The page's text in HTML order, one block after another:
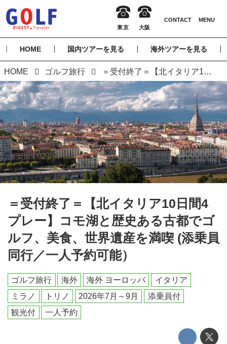
HOME 国内ツアーを見る 海外ツアーを見る
HOME ゴルフ旅行 ＝受付終了＝【北イタリア10日間4プレー】コモ湖と歴史ある古都でゴルフ、美食、世界遺産を満喫 (添乗員同行／一人予約可能）
＝受付終了＝【北イタリア10日間4
プレー】コモ湖と歴史ある古都でゴ
ルフ、美食、世界遺産を満喫 (添乗員
同行／一人予約可能）
ゴルフ旅行 海外 海外 ヨーロッパ
イタリア
ミラノ
トリノ 2026年7月～9月
添乗員付
観光付
一人予約